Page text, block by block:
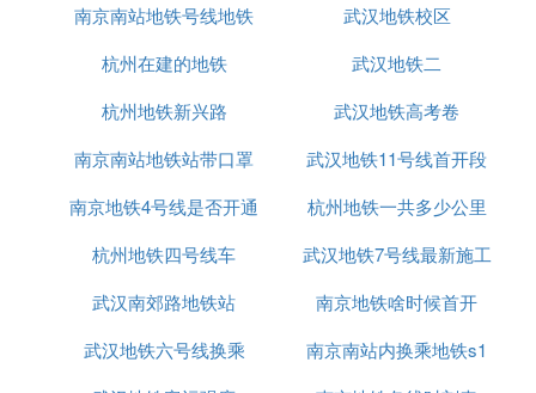
街道口站-广埠屯站-虎泉站-杨家湾站-光谷广场站
拓展资料：
武汉轨道交通2号线，位于湖北省武汉市，工程北起
天河机场，南达光谷广场，是武汉市首条地下地铁线
2号线由一期工程、二期工程（北延线又称机场
线）、三期工程（南延线）三个部分组成。一期工程
昌区、洪山区、东湖高新技术开发区5个城区，全长2
7.7公里。
网络-武汉地铁2号线
心地铁站
南京南站地铁号线地铁
武汉地铁校区
杭州在建的地铁
武汉地铁二
杭州地铁新兴路
武汉地铁高考卷
南京南站地铁站带口罩
武汉地铁11号线首开段
为什么
南京地铁4号线是否开通
杭州地铁一共多少公里
杭州地铁四号线车
武汉地铁7号线最新施工
进展
武汉南郊路地铁站
南京地铁啥时候首开
武汉地铁六号线换乘
南京南站内换乘地铁s1